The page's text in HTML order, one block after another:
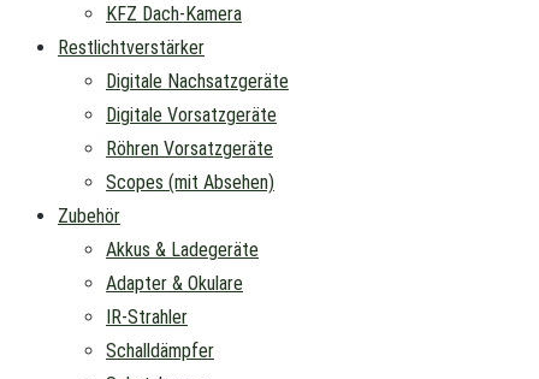
KFZ Dach-Kamera
Restlichtverstärker
Digitale Nachsatzgeräte
Digitale Vorsatzgeräte
Röhren Vorsatzgeräte
Scopes (mit Absehen)
Zubehör
Akkus & Ladegeräte
Adapter & Okulare
IR-Strahler
Schalldämpfer